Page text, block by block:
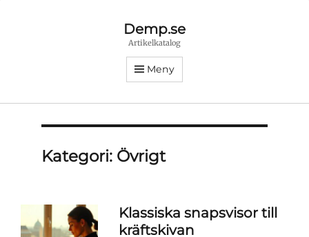
Demp.se
Artikelkatalog
Meny
Kategori: Övrigt
Klassiska snapsvisor till
kräftskivan